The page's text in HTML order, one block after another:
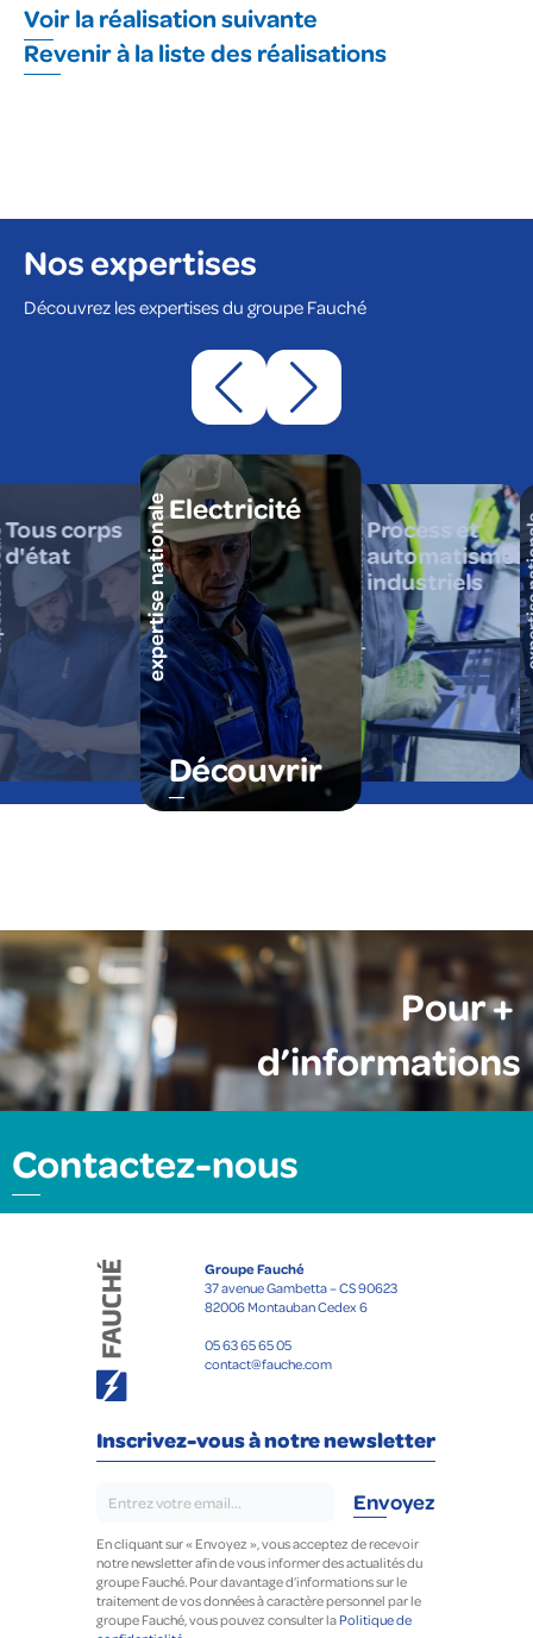
Revenir à la liste des réalisations
Voir la réalisation suivante
Nos expertises
Découvrez les expertises du groupe Fauché
Tous corps
d'état
Electricité
Découvrir
expertise nationale
Process et
automatismes
industriels
expertise nationale
Pour +
d’informations
Contactez-nous
Groupe Fauché
37 avenue Gambetta – CS 90623
82006 Montauban Cedex 6
05 63 65 65 05
contact@fauche.com
Inscrivez-vous à notre newsletter
En cliquant sur « Envoyez », vous acceptez de recevoir
notre newsletter afin de vous informer des actualités du
groupe Fauché. Pour davantage d’informations sur le
traitement de vos données à caractère personnel par le
groupe Fauché, vous pouvez consulter laPolitique de